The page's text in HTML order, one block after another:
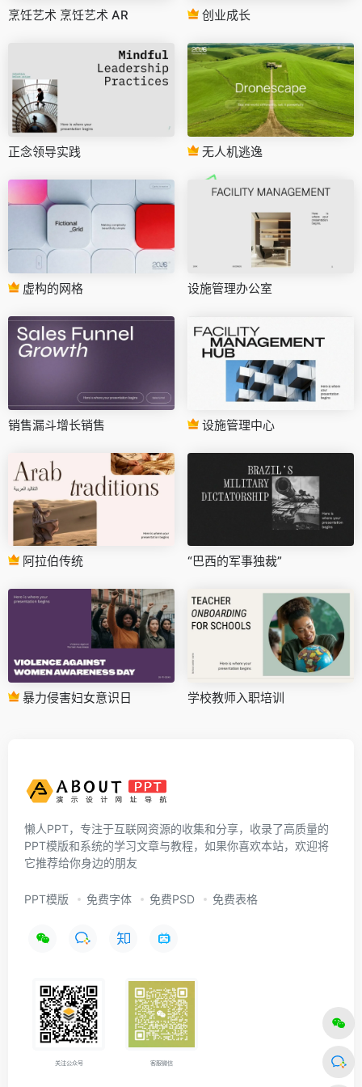
烹饪艺术 烹饪艺术 AR 创业成长
正念领导实践 无人机逃逸
虚构的网格 设施管理办公室
销售漏斗增长销售 设施管理中心
阿拉伯传统 “巴西的军事独裁”
暴力侵害妇女意识日 学校教师入职培训
懒人PPT，专注于互联网资源的收集和分享，收录了高质量的
PPT模版和系统的学习文章与教程，如果你喜欢本站，欢迎将
它推荐给你身边的朋友
PPT模版 免费字体 免费PSD 免费表格
关注公众号 客服微信